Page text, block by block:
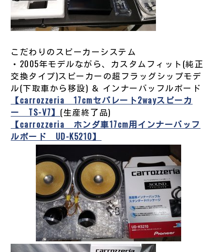
こだわりのスピーカーシステム
・2005年モデルながら、カスタムフィット(純正
交換タイプ)スピーカーの超フラッグシップモデ
ル(下取車から移設) ＆ インナーバッフルボード
【carrozzeria 17cmセパレート2wayスピーカ
ー TS-V7】 (生産終了品)
【carrozzeria ホンダ車17cm用インナーバッフ
ルボード UD-K5210】